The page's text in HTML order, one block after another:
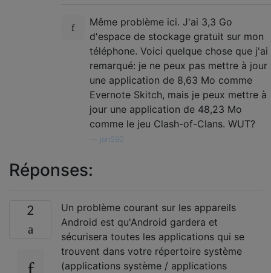
Même problème ici. J'ai 3,3 Go
d'espace de stockage gratuit sur mon
téléphone. Voici quelque chose que j'ai
remarqué: je ne peux pas mettre à jour
une application de 8,63 Mo comme
Evernote Skitch, mais je peux mettre à
jour une application de 48,23 Mo
comme le jeu Clash-of-Clans. WUT?
jonS90
Réponses:
2
Un problème courant sur les appareils
Android est qu'Android gardera et
sécurisera toutes les applications qui se
trouvent dans votre répertoire système
(applications système / applications